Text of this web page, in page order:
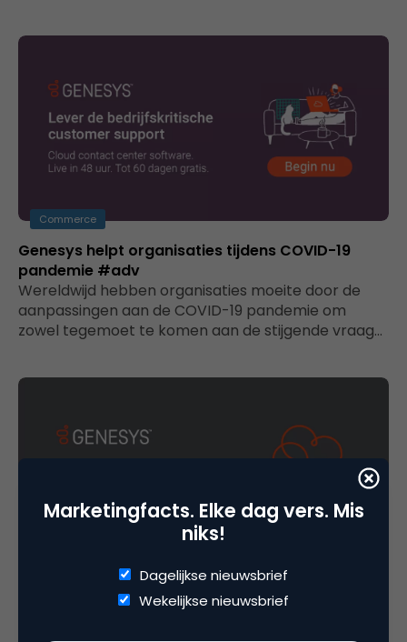
Commerce
Genesys helpt organisaties tijdens COVID-19
pandemie #adv
Wereldwijd hebben organisaties moeite door de
aanpassingen aan de COVID-19 pandemie om
zowel tegemoet te komen aan de stijgende vraag…
Grote ideeën voor retail: 10 belangrijke trends in
Marketingfacts. Elke dag vers. Mis
niks!
Dagelijkse nieuwsbrief
Wekelijkse nieuwsbrief